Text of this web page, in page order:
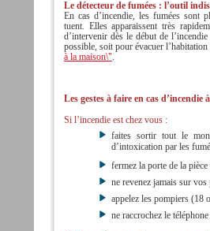
Le détecteur de fumées : l’outil
En cas d’incendie, les fumées sont
tuent. Elles apparaissent très
d’intervenir dès le début de
possible, soit pour évacuer
à la maison\".
Les gestes à faire en cas d’incendie
Si l’incendie est chez vous :
faites sortir tout le
d’intoxication par les
fermez la porte de la
ne revenez jamais sur
appelez les pompiers (18
ne raccrochez le